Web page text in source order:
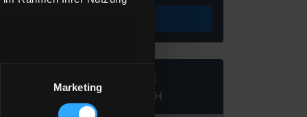
Marketing
Heizöl Standard
von DS EMOVA GmbH